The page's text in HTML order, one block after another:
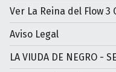
Ver La Reina del Flow
Aviso Legal
LA VIUDA DE NEGRO -